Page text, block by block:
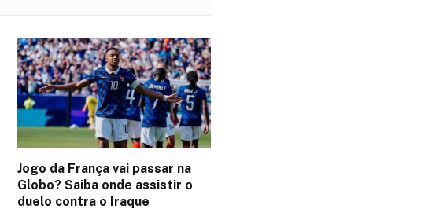
Jogo da França vai passar na
Globo? Saiba onde assistir o
duelo contra o Iraque